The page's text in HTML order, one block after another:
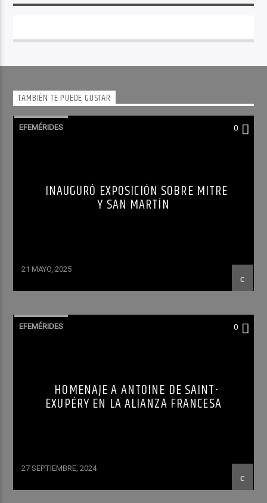
TAMBIÉN TE PUEDE GUSTAR
EFEMÉRIDES 0
INAUGURÓ EXPOSICIÓN SOBRE MITRE
Y SAN MARTÍN
21 MAYO, 2025
EFEMÉRIDES 0
HOMENAJE A ANTOINE DE SAINT-
EXUPÉRY EN LA ALIANZA FRANCESA
27 SEPTIEMBRE, 2024